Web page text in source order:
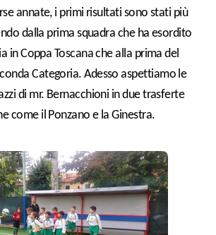
annate, i primi risultati sono stati più
dalla prima squadra che ha esordito
in Coppa Toscana che alla prima del
Categoria. Adesso aspettiamo le
di mr. Bernacchioni in due trasferte
come il Ponzano e la Ginestra.